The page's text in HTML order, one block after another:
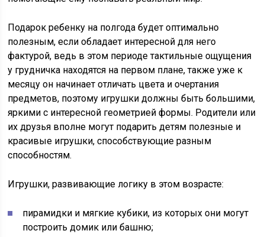
Подарок ребенку на полгода будет оптимально
полезным, если обладает интересной для него
фактурой, ведь в этом периоде тактильные ощущения
у грудничка находятся на первом плане, также уже к
месяцу он начинает отличать цвета и очертания
предметов, поэтому игрушки должны быть большими,
яркими с интересной геометрией формы. Родители или
их друзья вполне могут подарить детям полезные и
красивые игрушки, способствующие разным
способностям.
Игрушки, развивающие логику в этом возрасте:
пирамидки и мягкие кубики, из которых они могут
построить домик или башню;